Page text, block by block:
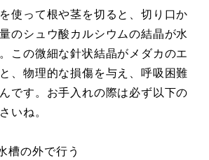
使って根や茎を切ると、切り口か
のシュウ酸カルシウムの結晶が水
この微細な針状結晶がメダカのエ
、物理的な損傷を与え、呼吸困難
です。お手入れの際は必ず以下の
いね。
槽の外で行う